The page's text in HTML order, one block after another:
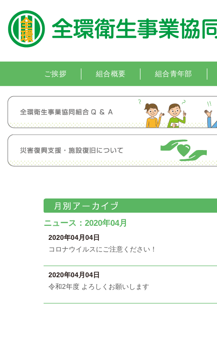
ご挨拶 組合概要 組合青年部
ニュース：2020年04月
2020年04月04日
コロナウイルスにご注意ください！
2020年04月04日
令和2年度 よろしくお願いします